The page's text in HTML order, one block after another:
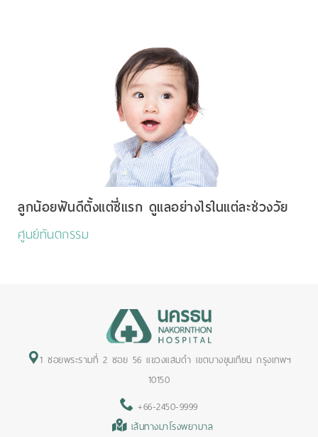
ลูกน้อยฟันดีตั้งแต่ซี่แรก ดูแลอย่างไรในแต่ละช่วงวัย
ศูนย์ทันตกรรม
1 ซอยพระรามที่ 2 ซอย 56 แขวงแสมดำ เขตบางขุนเทียน กรุงเทพฯ
10150
+66-2450-9999
เส้นทางมาโรงพยาบาล